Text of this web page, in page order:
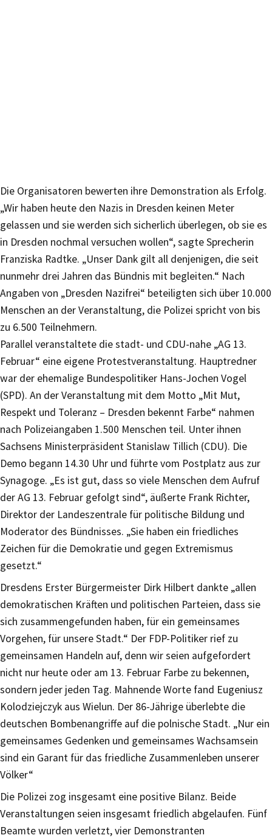
Die Organisatoren bewerten ihre Demonstration als Erfolg.
„Wir haben heute den Nazis in Dresden keinen Meter
gelassen und sie werden sich sicherlich überlegen, ob sie es
in Dresden nochmal versuchen wollen“, sagte Sprecherin
Franziska Radtke. „Unser Dank gilt all denjenigen, die seit
nunmehr drei Jahren das Bündnis mit begleiten.“ Nach
Angaben von „Dresden Nazifrei“ beteiligten sich über 10.000
Menschen an der Veranstaltung, die Polizei spricht von bis
zu 6.500 Teilnehmern.
Parallel veranstaltete die stadt- und CDU-nahe „AG 13.
Februar“ eine eigene Protestveranstaltung. Hauptredner
war der ehemalige Bundespolitiker Hans-Jochen Vogel
(SPD). An der Veranstaltung mit dem Motto „Mit Mut,
Respekt und Toleranz – Dresden bekennt Farbe“ nahmen
nach Polizeiangaben 1.500 Menschen teil. Unter ihnen
Sachsens Ministerpräsident Stanislaw Tillich (CDU). Die
Demo begann 14.30 Uhr und führte vom Postplatz aus zur
Synagoge. „Es ist gut, dass so viele Menschen dem Aufruf
der AG 13. Februar gefolgt sind“, äußerte Frank Richter,
Direktor der Landeszentrale für politische Bildung und
Moderator des Bündnisses. „Sie haben ein friedliches
Zeichen für die Demokratie und gegen Extremismus
gesetzt.“
Dresdens Erster Bürgermeister Dirk Hilbert dankte „allen
demokratischen Kräften und politischen Parteien, dass sie
sich zusammengefunden haben, für ein gemeinsames
Vorgehen, für unsere Stadt.“ Der FDP-Politiker rief zu
gemeinsamen Handeln auf, denn wir seien aufgefordert
nicht nur heute oder am 13. Februar Farbe zu bekennen,
sondern jeder jeden Tag. Mahnende Worte fand Eugeniusz
Kolodziejczyk aus Wielun. Der 86-Jährige überlebte die
deutschen Bombenangriffe auf die polnische Stadt. „Nur ein
gemeinsames Gedenken und gemeinsames Wachsamsein
sind ein Garant für das friedliche Zusammenleben unserer
Völker“
Die Polizei zog insgesamt eine positive Bilanz. Beide
Veranstaltungen seien insgesamt friedlich abgelaufen. Fünf
Beamte wurden verletzt, vier Demonstranten